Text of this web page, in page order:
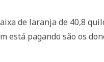
de laranja de 40,8
está pagando são os